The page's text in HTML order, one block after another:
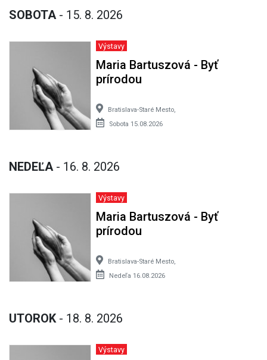
SOBOTA - 15. 8. 2026
Výstavy
Maria Bartuszová - Byť
prírodou
Bratislava-Staré Mesto,
Sobota 15.08.2026
NEDEĽA - 16. 8. 2026
Výstavy
Maria Bartuszová - Byť
prírodou
Bratislava-Staré Mesto,
Nedeľa 16.08.2026
UTOROK - 18. 8. 2026
Výstavy